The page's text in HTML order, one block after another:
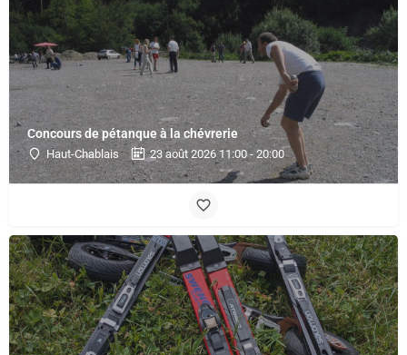
Concours de pétanque à la chévrerie
Haut-Chablais 23 août 2026 11:00 - 20:00